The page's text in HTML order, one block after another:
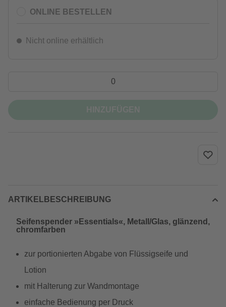
ONLINE BESTELLEN
Nicht online erhältlich
ARTIKELBESCHREIBUNG
Seifenspender »Essentials«, Metall/Glas, glänzend,
chromfarben
zur portionierten Abgabe von Flüssigseife und
Lotion
mit Halterung zur Wandmontage
einfache Bedienung per Druck